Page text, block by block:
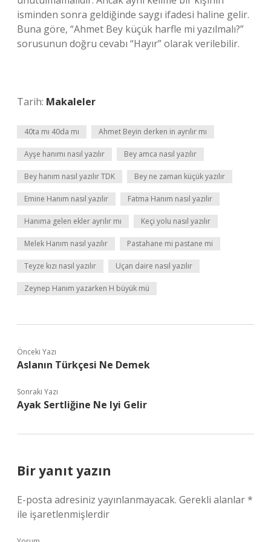
isminden sonra geldiğinde saygı ifadesi haline gelir.
Buna göre, “Ahmet Bey küçük harfle mi yazılmalı?”
sorusunun doğru cevabı “Hayır” olarak verilebilir.
Tarih: Makaleler
40ta mı 40da mı Ahmet Beyin derken in ayrılır mı
Ayşe hanımı nasıl yazılır Bey amca nasıl yazılır
Bey hanım nasıl yazılır TDK Bey ne zaman küçük yazılır
Emine Hanım nasıl yazılır Fatma Hanım nasıl yazılır
Hanıma gelen ekler ayrılır mı Keçi yolu nasıl yazılır
Melek Hanım nasıl yazılır Pastahane mi pastane mi
Teyze kızı nasıl yazılır Uçan daire nasıl yazılır
Zeynep Hanım yazarken H büyük mü
Önceki Yazı
Aslanın Türkçesi Ne Demek
Sonraki Yazı
Ayak Sertliğine Ne Iyi Gelir
Bir yanıt yazın
E-posta adresiniz yayınlanmayacak. Gerekli alanlar*
ile işaretlenmişlerdir